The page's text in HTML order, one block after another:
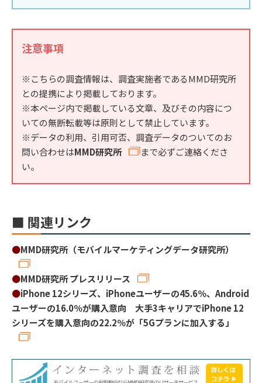
注意事項
※こちらの調査情報は、調査実施者であるMMD研究所
との提携により掲載しております。
※本ページ内で掲載している文章、及びその内容につ
いての無断転載等は原則として禁止しています。
※データの利用、引用可否、調査データのついてのお
問い合わせはMMD研究所
まで必ずご連絡くださ
い。
■ 関連リンク
●MMD研究所（モバイルマーケティングデータ研究所）
●MMD研究所 プレスリリース
●iPhone 12シリーズ、iPhoneユーザーの45.6％、Android
ユーザーの16.0％が購入意向 大手3キャリアでiPhone 12
シリーズを購入意向の22.2％が「5Gプランに加入する」